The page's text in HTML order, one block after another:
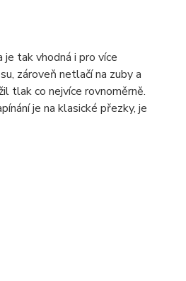
tak vhodná i pro více
zároveň netlačí na zuby a
tlak co nejvíce rovnoměrně.
je na klasické přezky, je